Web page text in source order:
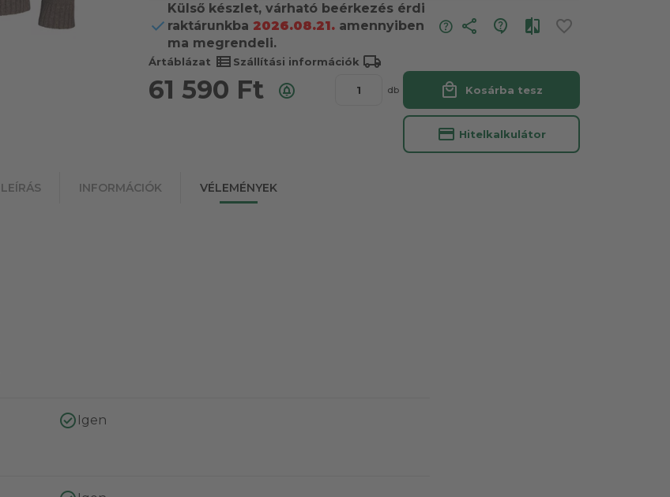
Külső készlet, várható beérkezés érdi
raktárunkba 2026.08.21. amennyiben
ma megrendeli.
share
Ártáblázat view_list Szállítási információk local_shipping
61 590 Ft db local_mall Kosárba tesz
credit_card Hitelkalkulátor
LEÍRÁS INFORMÁCIÓK VÉLEMÉNYEK
Igen